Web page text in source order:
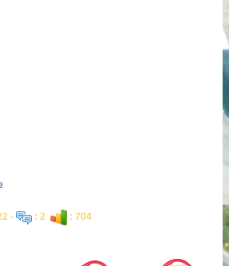
- : 2
: 704